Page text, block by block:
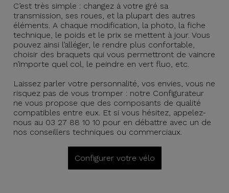
C’est très simple : changez à votre gré sa
transmission, ses roues, et la plupart des autres
éléments. A chaque modification, la photo, la fiche
technique, le poids et le prix se mettent à jour. Vous
pouvez ainsi l’alléger, le rendre plus confortable,
choisir des braquets qui vous permettront de vaincre
n’importe quel col, le peindre en vert fluo, etc.
Laissez parler votre personnalité, vos envies, vous ne
risquez pas de vous tromper : notre Configurateur
ne vous propose que des composants de qualité
compatibles entre eux. Et si vous hésitez, appelez-
nous au 03 27 88 10 10 pour en débattre avec un de
nos conseillers techniques ou commerciaux.
Configurer votre vélo